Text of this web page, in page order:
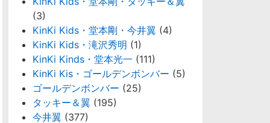
(3)
KinKi Kids・堂本剛・今井翼 (4)
KinKi Kids・滝沢秀明 (1)
KinKi Kinds・堂本光一 (111)
KinKi Kis・ゴールデンボンバー (5)
ゴールデンボンバー (25)
タッキー＆翼 (195)
今井翼 (377)